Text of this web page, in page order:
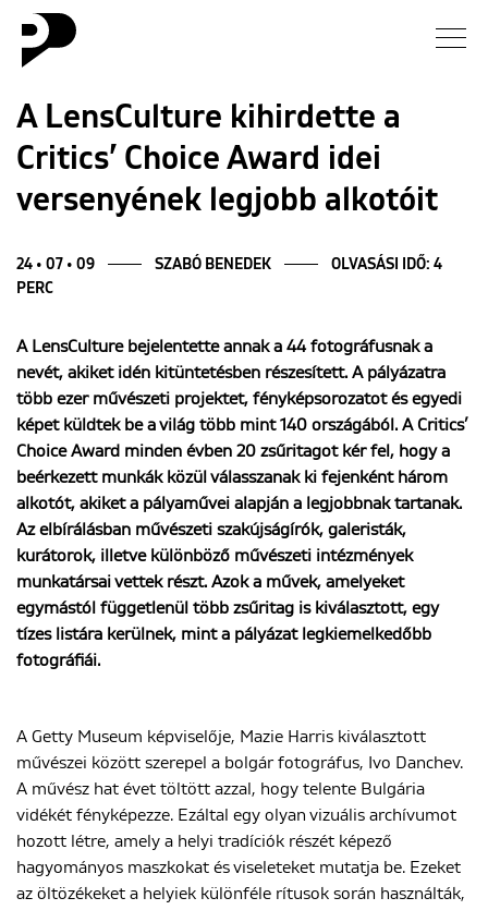
Hírek
Galéria
Blog
Rólunk
ENGLISH
A LensCulture kihirdette a
Critics’ Choice Award idei
versenyének legjobb alkotóit
24 • 07 • 09 SZABÓ BENEDEK
OLVASÁSI IDŐ: 4
PERC
A LensCulture bejelentette annak a 44 fotográfusnak a
nevét, akiket idén kitüntetésben részesített. A pályázatra
több ezer művészeti projektet, fényképsorozatot és egyedi
képet küldtek be a világ több mint 140 országából. A Critics’
Choice Award minden évben 20 zsűritagot kér fel, hogy a
beérkezett munkák közül válasszanak ki fejenként három
alkotót, akiket a pályaművei alapján a legjobbnak tartanak.
Az elbírálásban művészeti szakújságírók, galeristák,
kurátorok, illetve különböző művészeti intézmények
munkatársai vettek részt. Azok a művek, amelyeket
egymástól függetlenül több zsűritag is kiválasztott, egy
tízes listára kerülnek, mint a pályázat legkiemelkedőbb
fotográfiái.
A Getty Museum képviselője, Mazie Harris kiválasztott
művészei között szerepel a bolgár fotográfus, Ivo Danchev.
A művész hat évet töltött azzal, hogy telente Bulgária
vidékét fényképezze. Ezáltal egy olyan vizuális archívumot
hozott létre, amely a helyi tradíciók részét képező
hagyományos maszkokat és viseleteket mutatja be. Ezeket
az öltözékeket a helyiek különféle rítusok során használták,